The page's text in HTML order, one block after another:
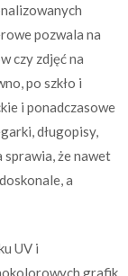
pozwala na
czy zdjęć na
po szkło i
i ponadczasowe
długopisy,
sprawia, że nawet
a
UV i
grafik